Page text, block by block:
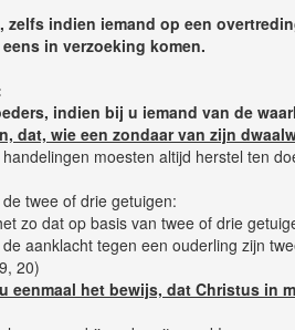
zelfs indien iemand op een
in verzoeking komen.
indien bij u iemand van de
dat, wie een zondaar van zijn
moesten altijd herstel ten
twee of drie getuigen:
zo dat op basis van twee of drie
aanklacht tegen een ouderling zijn
20)
eenmaal het bewijs, dat Christus in